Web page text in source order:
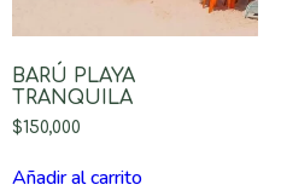
BARÚ PLAYA
TRANQUILA
$150,000
Añadir al carrito